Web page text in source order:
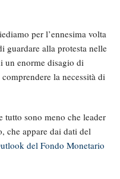
per l’ennesima volta
guardare alla protesta nelle
un enorme disagio di
la necessità di
tutto sono meno che leader
che appare dai dati del
del Fondo Monetario